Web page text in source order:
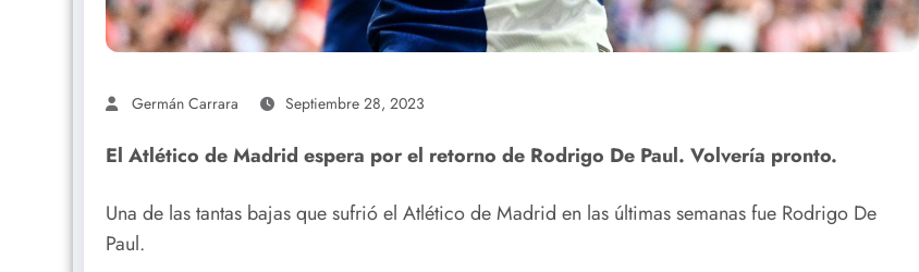
Germán Carrara Septiembre 28, 2023
El Atlético de Madrid espera por el retorno de Rodrigo De Paul. Volvería pronto.
Una de las tantas bajas que sufrió el Atlético de Madrid en las últimas semanas fue Rodrigo De
Paul.